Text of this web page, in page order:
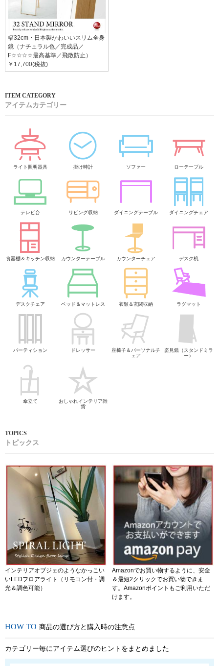
幅32cm・日本製かわいいスリム全身
鏡（ナチュラル色／完成品／
F☆☆☆☆最高基準／飛散防止）
￥17,700(税抜)
アイテムカテゴリー
ライト照明器具 掛け時計 ソファー ローテーブル
テレビ台 リビング収納 ダイニングテーブル ダイニングチェア
食器棚＆キッチン収納 カウンターテーブル カウンターチェア デスク机
デスクチェア ベッド＆マットレス 衣類＆玄関収納 ラグマット
パーティション ドレッサー
座椅子＆パーソナルチ
ェア
姿見鏡（スタンドミラ
ー）
傘立て
おしゃれインテリア雑
貨
トピックス
インテリアオブジェのようなかっこい
いLEDフロアライト（リモコン付・調
光＆調色可能）
Amazonでお買い物するように、安全
＆最短2クリックでお買い物できま
す。Amazonポイントもご利用いただ
けます。
商品の選び方と購入時の注意点
カテゴリー毎にアイテム選びのヒントをまとめました